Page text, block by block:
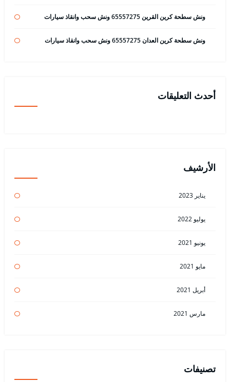
ونش سطحة كرين القرين 65557275 ونش سحب وانقاذ سيارات
ونش سطحة كرين العدان 65557275 ونش سحب وانقاذ سيارات
أحدث التعليقات
الأرشيف
يناير 2023
يوليو 2022
يونيو 2021
مايو 2021
أبريل 2021
مارس 2021
تصنيفات